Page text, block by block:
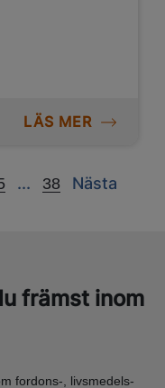
LÄS MER
...
Next38 Nästa
Next
främst inom
fordons-, livsmedels-